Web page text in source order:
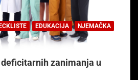
EDUKACIJA
NJEMAČKA
zanimanja u